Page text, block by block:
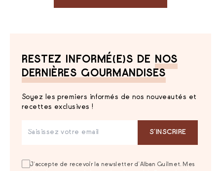
RESTEZ INFORMÉ(E)S DE NOS
DERNIÈRES GOURMANDISES
Soyez les premiers informés de nos nouveautés et
recettes exclusives !
S‘INSCRIRE
J‘accepte de recevoir la newsletter d’Alban Guilmet. Mes